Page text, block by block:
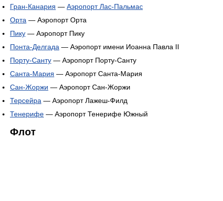
Гран-Канария — Аэропорт Лас-Пальмас
Орта — Аэропорт Орта
Пику — Аэропорт Пику
Понта-Делгада — Аэропорт имени Иоанна Павла II
Порту-Санту — Аэропорт Порту-Санту
Санта-Мария — Аэропорт Санта-Мария
Сан-Жоржи — Аэропорт Сан-Жоржи
Терсейра — Аэропорт Лажеш-Филд
Тенерифе — Аэропорт Тенерифе Южный
Флот